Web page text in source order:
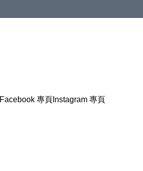
Facebook 專頁 Instagram 專頁